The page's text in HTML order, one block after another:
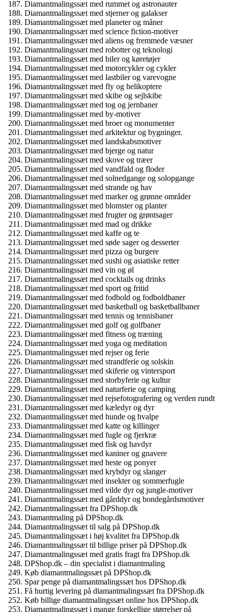
Diamantmalingssæt med rummet og astronauter
Diamantmalingssæt med stjerner og galakser
Diamantmalingssæt med planeter og måner
Diamantmalingssæt med science fiction-motiver
Diamantmalingssæt med aliens og fremmede væsner
Diamantmalingssæt med robotter og teknologi
Diamantmalingssæt med biler og køretøjer
Diamantmalingssæt med motorcykler og cykler
Diamantmalingssæt med lastbiler og varevogne
Diamantmalingssæt med fly og helikoptere
Diamantmalingssæt med skibe og sejlskibe
Diamantmalingssæt med tog og jernbaner
Diamantmalingssæt med by-motiver
Diamantmalingssæt med broer og monumenter
Diamantmalingssæt med arkitektur og bygninger.
Diamantmalingssæt med landskabsmotiver
Diamantmalingssæt med bjerge og natur
Diamantmalingssæt med skove og træer
Diamantmalingssæt med vandfald og floder
Diamantmalingssæt med solnedgange og solopgange
Diamantmalingssæt med strande og hav
Diamantmalingssæt med marker og grønne områder
Diamantmalingssæt med blomster og planter
Diamantmalingssæt med frugter og grøntsager
Diamantmalingssæt med mad og drikke
Diamantmalingssæt med kaffe og te
Diamantmalingssæt med søde sager og desserter
Diamantmalingssæt med pizza og burgere
Diamantmalingssæt med sushi og asiatiske retter
Diamantmalingssæt med vin og øl
Diamantmalingssæt med cocktails og drinks
Diamantmalingssæt med sport og fritid
Diamantmalingssæt med fodbold og fodboldbaner
Diamantmalingssæt med basketball og basketballbaner
Diamantmalingssæt med tennis og tennisbaner
Diamantmalingssæt med golf og golfbaner
Diamantmalingssæt med fitness og træning
Diamantmalingssæt med yoga og meditation
Diamantmalingssæt med rejser og ferie
Diamantmalingssæt med strandferie og solskin
Diamantmalingssæt med skiferie og vintersport
Diamantmalingssæt med storbyferie og kultur
Diamantmalingssæt med naturferie og camping
Diamantmalingssæt med rejsefotografering og verden rundt
Diamantmalingssæt med kæledyr og dyr
Diamantmalingssæt med hunde og hvalpe
Diamantmalingssæt med katte og killinger
Diamantmalingssæt med fugle og fjerkræ
Diamantmalingssæt med fisk og havdyr
Diamantmalingssæt med kaniner og gnavere
Diamantmalingssæt med heste og ponyer
Diamantmalingssæt med krybdyr og slanger
Diamantmalingssæt med insekter og sommerfugle
Diamantmalingssæt med vilde dyr og jungle-motiver
Diamantmalingssæt med gårddyr og bondegårdsmotiver
Diamantmalingssæt fra DPShop.dk
Diamantmaling på DPShop.dk
Diamantmalingssæt til salg på DPShop.dk
Diamantmalingssæt i høj kvalitet fra DPShop.dk
Diamantmalingssæt til billige priser på DPShop.dk
Diamantmalingssæt med gratis fragt fra DPShop.dk
DPShop.dk – din specialist i diamantmaling
Køb diamantmalingssæt på DPShop.dk
Spar penge på diamantmalingssæt hos DPShop.dk
Få hurtig levering på diamantmalingssæt fra DPShop.dk
Køb billige diamantmalingssæt online hos DPShop.dk
Diamantmalingssæt i mange forskellige størrelser på